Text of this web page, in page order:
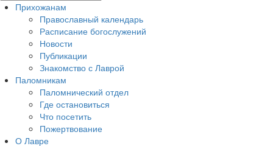
Прихожанам
Православный календарь
Расписание богослужений
Новости
Публикации
Знакомство с Лаврой
Паломникам
Паломнический отдел
Где остановиться
Что посетить
Пожертвование
О Лавре